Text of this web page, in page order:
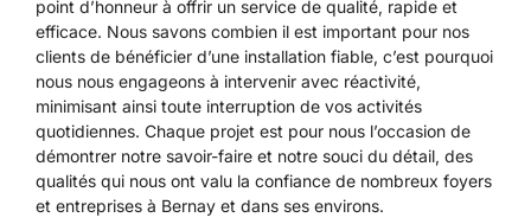
point d’honneur à offrir un service de qualité, rapide et
efficace. Nous savons combien il est important pour nos
clients de bénéficier d’une installation fiable, c’est pourquoi
nous nous engageons à intervenir avec réactivité,
minimisant ainsi toute interruption de vos activités
quotidiennes. Chaque projet est pour nous l’occasion de
démontrer notre savoir-faire et notre souci du détail, des
qualités qui nous ont valu la confiance de nombreux foyers
et entreprises à Bernay et dans ses environs.